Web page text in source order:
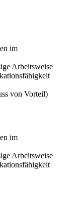
im
Arbeitsweise
von Vorteil)
im
Arbeitsweise